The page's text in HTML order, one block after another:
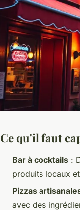
Ce qu'il faut
Bar à cocktails :
produits locaux
Pizzas
avec des